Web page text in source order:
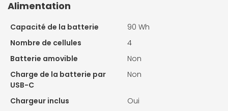
Alimentation
Capacité de la batterie
90 Wh
Nombre de cellules
4
Batterie amovible
Non
Charge de la batterie par
USB-C
Non
Chargeur inclus Oui